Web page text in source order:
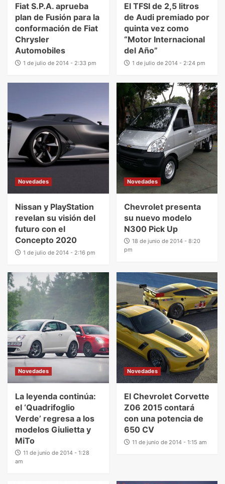
Fiat S.P.A. aprueba
plan de Fusión para la
conformación de Fiat
Chrysler
Automobiles
1 de julio de 2014 - 2:33 pm
El TFSI de 2,5 litros
de Audi premiado por
quinta vez como
“Motor Internacional
del Año”
1 de julio de 2014 - 2:24 pm
Novedades
Nissan y PlayStation
revelan su visión del
futuro con el
Concepto 2020
1 de julio de 2014 - 2:16 pm
Novedades
Chevrolet presenta
su nuevo modelo
N300 Pick Up
18 de junio de 2014 - 8:20
pm
Novedades
La leyenda continúa:
el ‘Quadrifoglio
Verde’ regresa a los
modelos Giulietta y
MiTo
11 de junio de 2014 - 1:28
am
Novedades
El Chevrolet Corvette
Z06 2015 contará
con una potencia de
650 CV
11 de junio de 2014 - 1:15 am